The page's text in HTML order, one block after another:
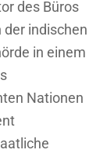
des Büros
indischen
in einem
Nationen